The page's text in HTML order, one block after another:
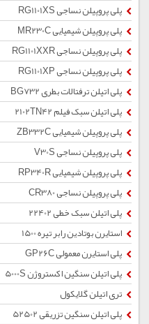
پلی پروپیلن نساجی RG1101XS
پلی پروپیلن شیمیایی MR230C
پلی پروپیلن نساجی RG1101XXR
پلی پروپیلن نساجی RG1101XP
پلی اتیلن ترفتالات بطری BG732
پلی اتیلن سبک فیلم 2102TN42
پلی پروپیلن شیمیایی ZB332C
پلی پروپیلن نساجی V30S
پلی پروپیلن شیمیایی RP340R
پلی پروپیلن نساجی CR380
پلی اتیلن سبک خطی 22402
استایرن بوتادین رابر تیره 1500
پلی استایرن معمولی GP26C
پلی اتیلن سنگین اکستروژن 5000S
تری اتیلن گلایکول
پلی اتیلن سنگین تزریقی 52502